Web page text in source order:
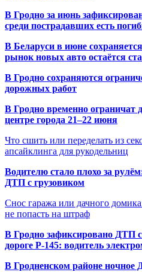
В Гродно за июнь
среди пострадавших есть
В Беларуси в июне
рынок новых авто остаётся
В Гродно сохраняются
дорожных работ
В Гродно временно ограничат
центре города 21–22 июня
Что сшить или переделать из
апсайклинга для рукодельниц
Водителю стало плохо за
ДТП с грузовиком
Снос гаража или дачного
не попасть на штраф
В Гродно зафиксировано ДТП
дороге Р-145: водитель
В Гродненском районе